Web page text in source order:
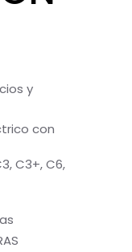
y
con
C3+, C6,